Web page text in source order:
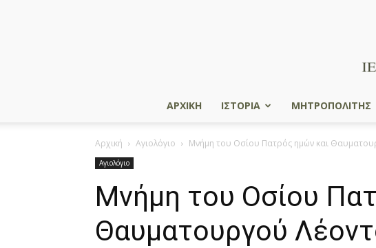
ΑΡΧΙΚΗ ΙΣΤΟΡΙΑ ΜΗΤΡΟΠΟΛΙΤΗΣ
Αρχική Αγιολόγιο Μνήμη του Oσίου Πατρός ημών και
Αγιολόγιο
Μνήμη του Oσίου
Θαυματουργού